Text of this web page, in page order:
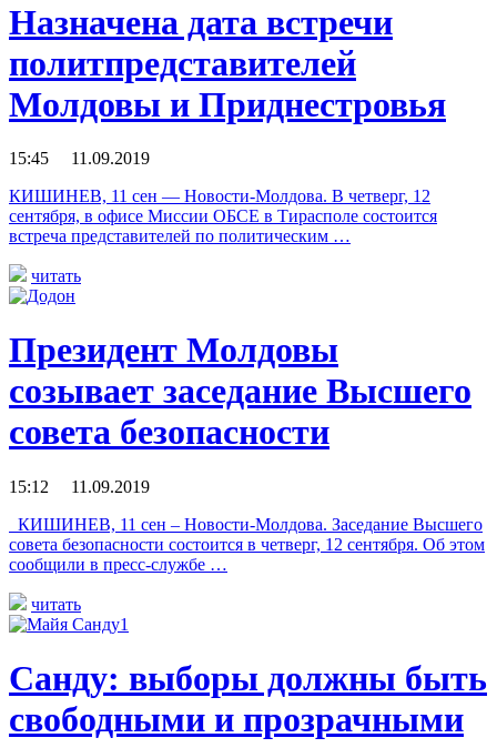
Назначена дата встречи
политпредставителей
Молдовы и Приднестровья
15:45 11.09.2019
КИШИНЕВ, 11 сен — Новости-Молдова. В четверг, 12
сентября, в офисе Миссии ОБСЕ в Тирасполе состоится
встреча представителей по политическим …
читать
Президент Молдовы
созывает заседание Высшего
совета безопасности
15:12 11.09.2019
КИШИНЕВ, 11 сен – Новости-Молдова. Заседание Высшего
совета безопасности состоится в четверг, 12 сентября. Об этом
сообщили в пресс-службе …
читать
Санду: выборы должны быть
свободными и прозрачными